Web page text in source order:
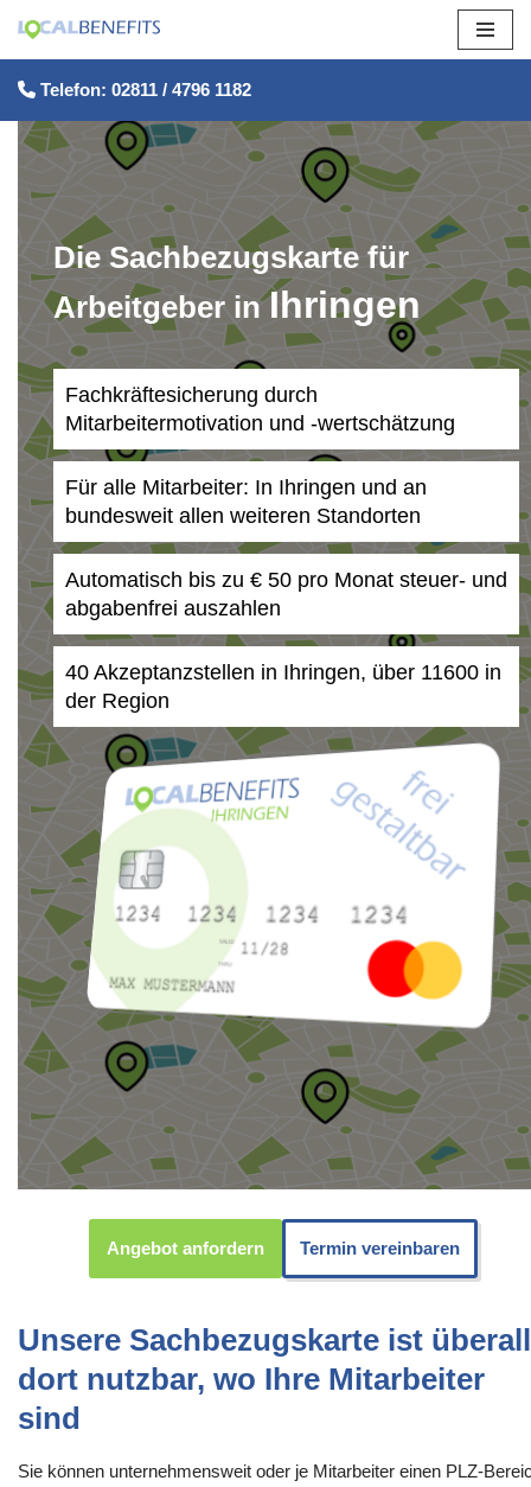
Zum
Inhalt
springen
Telefon: 02811 / 4796 1182
Die Sachbezugskarte für
Arbeitgeber inIhringen
Fachkräftesicherung durch
Mitarbeitermotivation und -wertschätzung
Für alle Mitarbeiter: In Ihringen und an
bundesweit allen weiteren Standorten
Automatisch bis zu € 50 pro Monat steuer- und
abgabenfrei auszahlen
40 Akzeptanzstellen in Ihringen, über 11600 in
der Region
Angebot anfordern Termin vereinbaren
Unsere Sachbezugskarte ist überall
dort nutzbar, wo Ihre Mitarbeiter
sind
Sie können unternehmensweit oder je Mitarbeiter einen PLZ-